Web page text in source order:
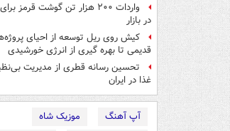
واردات ۲۰۰ هزار تن گوشت قرمز
در بازار
کیش روی ریل توسعه از احیای
قدیمی تا بهره گیری از انرژی خورشیدی
تحسین رسانه قطری از مدیریت
غذا در ایران
آپ آهنگ موزیک شاه